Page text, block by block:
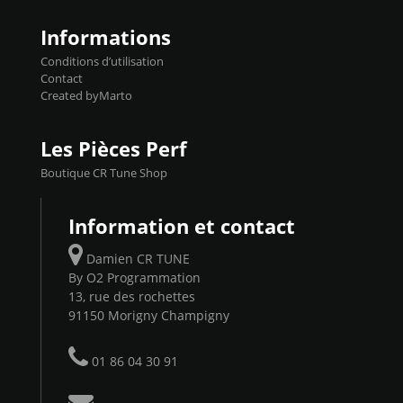
Informations
Conditions d’utilisation
Contact
Created byMarto
Les Pièces Perf
Boutique CR Tune Shop
Information et contact
Damien CR TUNE
By O2 Programmation
13, rue des rochettes
91150 Morigny Champigny
01 86 04 30 91